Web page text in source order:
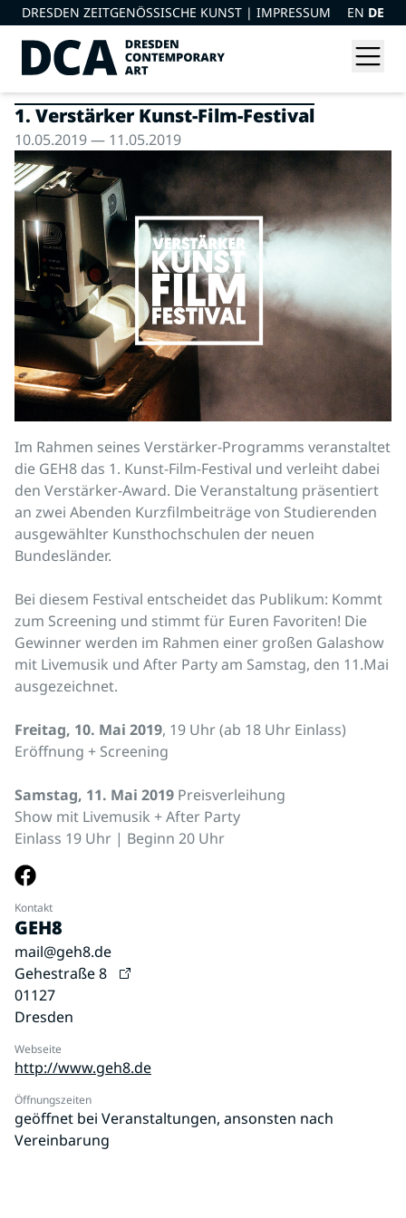
DRESDEN ZEITGENÖSSISCHE KUNST | IMPRESSUM EN DE
1. Verstärker Kunst-Film-Festival
10.05.2019 — 11.05.2019
Im Rahmen seines Verstärker-Programms veranstaltet
die GEH8 das 1. Kunst-Film-Festival und verleiht dabei
den Verstärker-Award. Die Veranstaltung präsentiert
an zwei Abenden Kurzfilmbeiträge von Studierenden
ausgewählter Kunsthochschulen der neuen
Bundesländer.
Bei diesem Festival entscheidet das Publikum: Kommt
zum Screening und stimmt für Euren Favoriten! Die
Gewinner werden im Rahmen einer großen Galashow
mit Livemusik und After Party am Samstag, den 11.Mai
ausgezeichnet.
Freitag, 10. Mai 2019, 19 Uhr (ab 18 Uhr Einlass)
Eröffnung + Screening
Samstag, 11. Mai 2019 Preisverleihung
Show mit Livemusik + After Party
Einlass 19 Uhr | Beginn 20 Uhr
Kontakt
GEH8
mail@geh8.de
Gehestraße 8
01127
Dresden
Webseite
http://www.geh8.de
Öffnungszeiten
geöffnet bei Veranstaltungen, ansonsten nach
Vereinbarung